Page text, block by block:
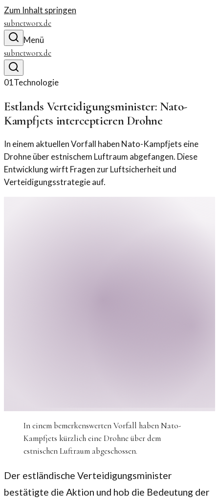
Zum Inhalt springen
subnetworx.de
Menü
subnetworx.de
01Technologie
Estlands Verteidigungsminister: Nato-
Kampfjets interceptieren Drohne
In einem aktuellen Vorfall haben Nato-Kampfjets eine
Drohne über estnischem Luftraum abgefangen. Diese
Entwicklung wirft Fragen zur Luftsicherheit und
Verteidigungsstrategie auf.
In einem bemerkenswerten Vorfall haben Nato-
Kampfjets kürzlich eine Drohne über dem
estnischen Luftraum abgeschossen.
Der estländische Verteidigungsminister
bestätigte die Aktion und hob die Bedeutung der